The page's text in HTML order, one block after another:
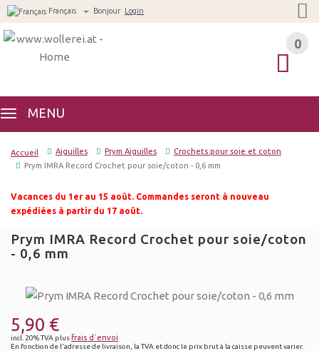
Français Bonjour Login
0
MENU
0
Accueil Aiguilles Prym Aiguilles
Crochets pour soie et coton
Prym IMRA Record Crochet pour soie/coton - 0,6 mm
Vacances du 1er au 15 août. Commandes seront à nouveau
expédiées à partir du 17 août.
Prym IMRA Record Crochet pour soie/coton
- 0,6 mm
5,90 €
incl. 20% TVA plusfrais d`envoi
En fonction de l'adresse de livraison, la TVA et donc le prix brut à la caisse peuvent varier.